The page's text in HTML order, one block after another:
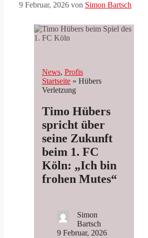
9 Februar, 2026 von Simon Bartsch
News, Profis
Startseite » Hübers
Verletzung
Timo Hübers
spricht über
seine Zukunft
beim 1. FC
Köln: „Ich bin
frohen Mutes“
Simon
Bartsch
9 Februar, 2026